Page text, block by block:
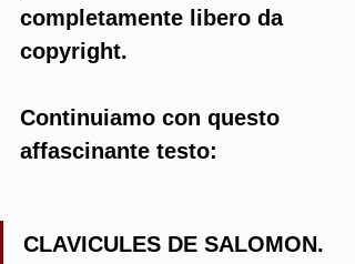
completamente libero da
copyright.
Continuiamo con questo
affascinante testo:
CLAVICULES DE SALOMON.